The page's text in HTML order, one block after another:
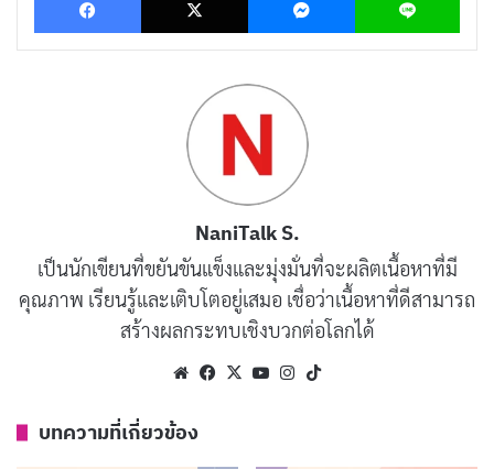
ก่อนนอนบอกฝันดี แต่ตอนนี้สติไม่ค่อยมี
เพราะเมื่อกี้ซัดไปหลายขวด
ชีวิตไม่แน่นอน แต่ถ้ามีหมอนเรานอนแน่
เป็นคนไม่ค่อยฝัน เพราะไม่ค่อยนอน
เคยนอนมา 30 ปี คืนนี้ไม่นอนก็ได้ คัดลอก
ตอนจะนอนดันมีแรง ตอนทำงานแรงมัน
NaniTalk S.
เป็นนักเขียนที่ขยันขันแข็งและมุ่งมั่นที่จะผลิตเนื้อหาที่มี
คุณภาพ เรียนรู้และเติบโตอยู่เสมอ เชื่อว่าเนื้อหาที่ดีสามารถ
สร้างผลกระทบเชิงบวกต่อโลกได้
WebsiteFacebook
X YouTubeInstagram
บทความที่เกี่ยวข้อง